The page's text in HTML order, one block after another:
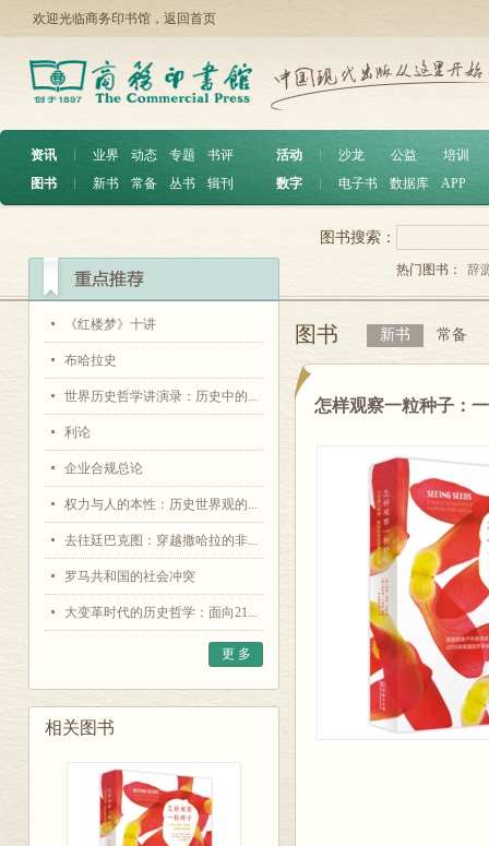
欢迎光临商务印书馆， 返回首页
资讯 ︱ 业界 动态 专题
书评
图书
︱ 新书 常备 丛书 辑刊
活动 沙龙 公益
培训
数字
电子书 数据库 APP
《红楼梦》十讲
布哈拉史
世界历史哲学讲演录：历史中的...
利论
企业合规总论
权力与人的本性：历史世界观的...
去往廷巴克图：穿越撒哈拉的非...
罗马共和国的社会冲突
大变革时代的历史哲学：面向21...
更 多
相关图书
图书搜索：
热门图书： 辞
图书 新书 常备
怎样观察一粒种子：